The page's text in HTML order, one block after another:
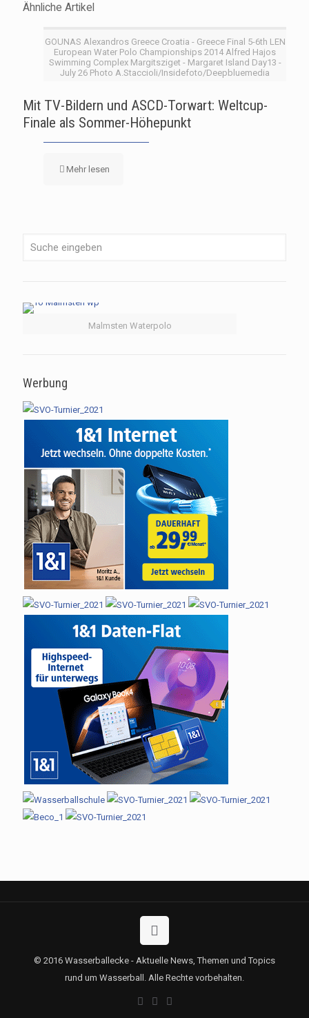
Ähnliche Artikel
GOUNAS Alexandros Greece Croatia - Greece Final 5-6th LEN
European Water Polo Championships 2014 Alfred Hajos
Swimming Complex Margitsziget - Margaret Island Day13 -
July 26 Photo A.Staccioli/Insidefoto/Deepbluemedia
Mit TV-Bildern und ASCD-Torwart: Weltcup-
Finale als Sommer-Höhepunkt
Mehr lesen
Malmsten Waterpolo
Werbung
© 2016 Wasserballecke - Aktuelle News, Themen und Topics
rund um Wasserball. Alle Rechte vorbehalten.